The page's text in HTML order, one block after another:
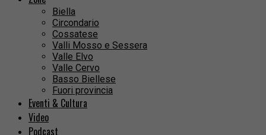
Biella
Circondario
Cossatese
Valli Mosso e Sessera
Valle Elvo
Valle Cervo
Basso Biellese
Fuori provincia
Eventi & Cultura
Video
Podcast